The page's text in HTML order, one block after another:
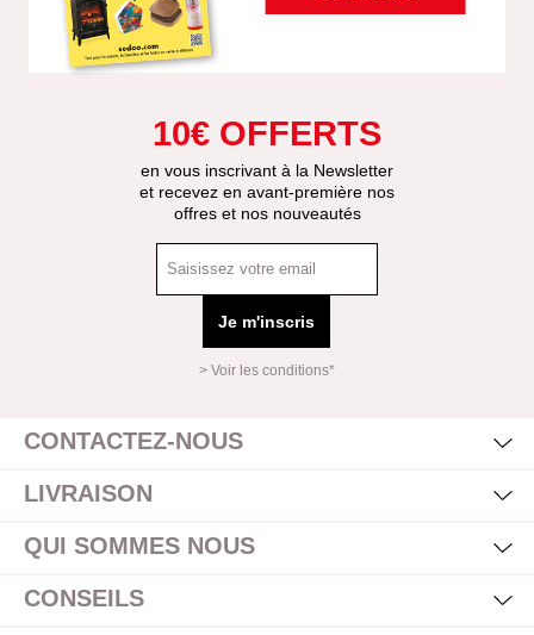
10€ OFFERTS
en vous inscrivant à la Newsletter
et recevez en avant-première nos
offres et nos nouveautés
Je m'inscris
> Voir les conditions*
CONTACTEZ-NOUS
LIVRAISON
QUI SOMMES NOUS
CONSEILS